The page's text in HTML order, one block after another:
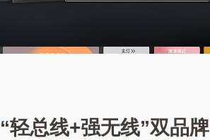
“轻总线+强无线”双品牌